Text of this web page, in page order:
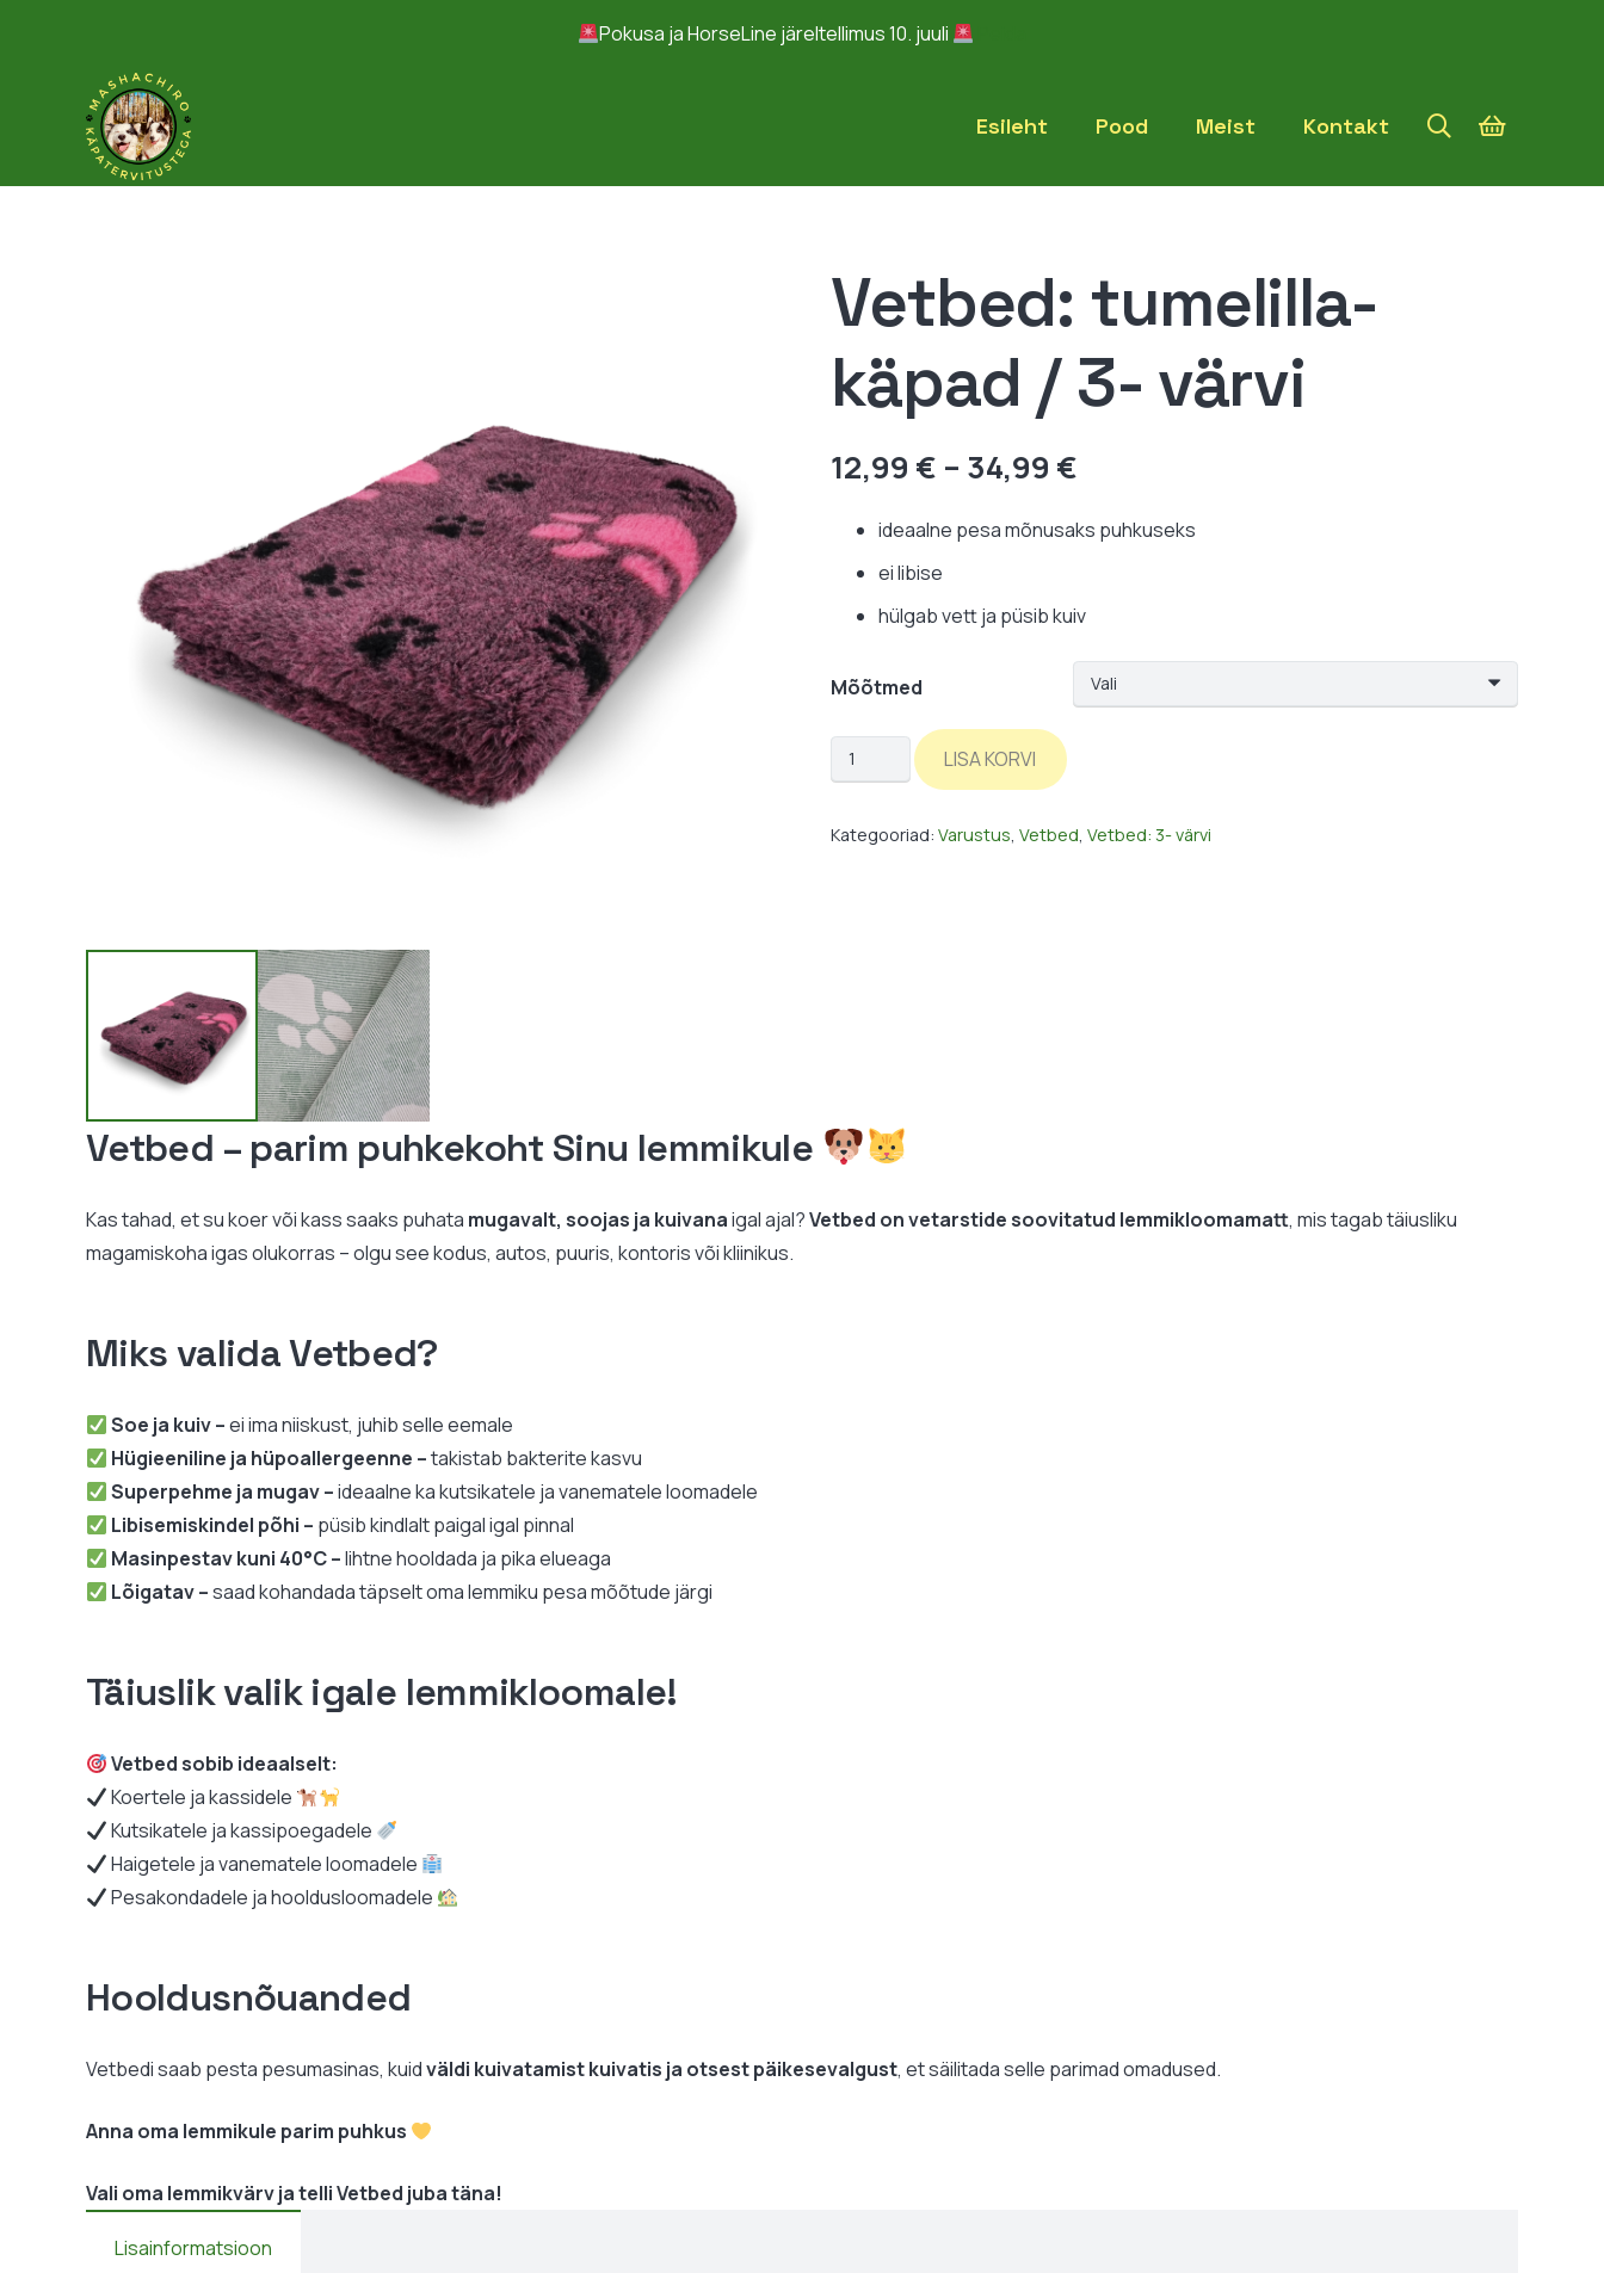
Pokusa ja HorseLine järeltellimus 10. juuli
Esileht Pood Meist Kontakt
Vetbed: tumelilla-
käpad / 3- värvi
12,99 € – 34,99 €
kuni
ideaalne pesa mõnusaks puhkuseks
ei libise
hülgab vett ja püsib kuiv
Mõõtmed
Vetbed:
tumelilla-
LISA KORVI
Kategooriad: Varustus Vetbed Vetbed: 3- värvi
Vetbed – parim puhkekoht Sinu lemmikule
Kas tahad, et su koer või kass saaks puhata mugavalt, soojas ja kuivanaigal ajal?Vetbed on vetarstide soovitatud lemmikloomamatt, mis tagab täiusliku
magamiskoha igas olukorras – olgu see kodus, autos, puuris, kontoris või kliinikus.
Miks valida Vetbed?
Soe ja kuiv –ei ima niiskust, juhib selle eemale
Hügieeniline ja hüpoallergeenne –takistab bakterite kasvu
Superpehme ja mugav –ideaalne ka kutsikatele ja vanematele loomadele
Libisemiskindel põhi – püsib kindlalt paigal igal pinnal
Masinpestav kuni 40°C –lihtne hooldada ja pika elueaga
Lõigatav –saad kohandada täpselt oma lemmiku pesa mõõtude järgi
Täiuslik valik igale lemmikloomale!
Vetbed sobib ideaalselt:
Koertele ja kassidele
Kutsikatele ja kassipoegadele
Haigetele ja vanematele loomadele
Pesakondadele ja hooldusloomadele
Hooldusnõuanded
Vetbedi saab pesta pesumasinas, kuidväldi kuivatamist kuivatis ja otsest päikesevalgust, et säilitada selle parimad omadused.
Anna oma lemmikule parim puhkus
Vali oma lemmikvärv ja telli Vetbed juba täna!
Lisainformatsioon